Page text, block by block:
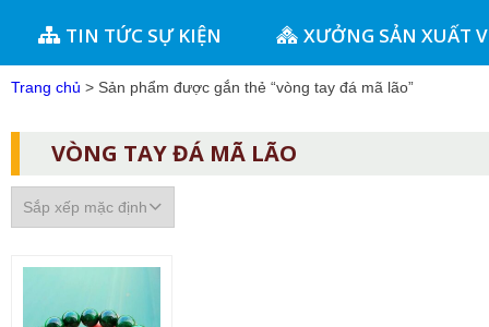
TIN TỨC SỰ KIỆN XƯỞNG SẢN XUẤT
Trang chủ > Sản phẩm được gắn thẻ “vòng tay đá mã lão”
VÒNG TAY ĐÁ MÃ LÃO